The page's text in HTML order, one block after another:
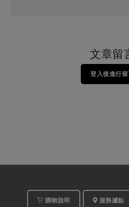
文章留
登入後進行留
購物說明 服務據點